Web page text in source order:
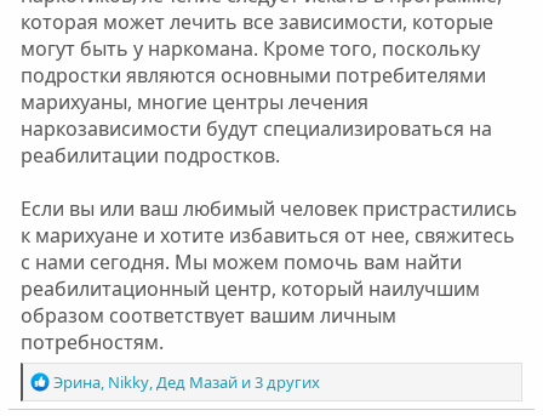
которая может лечить все зависимости, которые
могут быть у наркомана. Кроме того, поскольку
подростки являются основными потребителями
марихуаны, многие центры лечения
наркозависимости будут специализироваться на
реабилитации подростков.
Если вы или ваш любимый человек пристрастились
к марихуане и хотите избавиться от нее, свяжитесь
с нами сегодня. Мы можем помочь вам найти
реабилитационный центр, который наилучшим
образом соответствует вашим личным
потребностям.
Р
е
Эрина, Nikky,Дед Мазайи 3 других